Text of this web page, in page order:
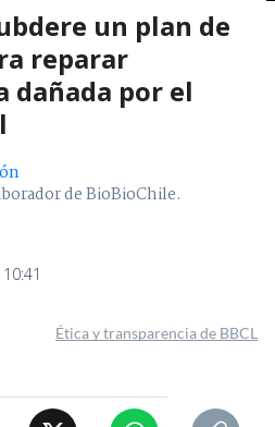
un plan de
reparar
por el
de BioBioChile.
Ética y transparencia de BBCL